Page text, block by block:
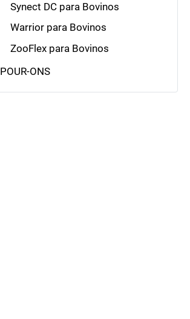
Synect DC para Bovinos
Warrior para Bovinos
ZooFlex para Bovinos
POUR-ONS